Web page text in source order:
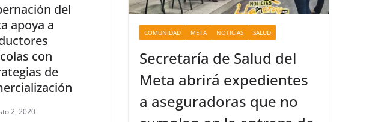
del
apoya a
con
de
2, 2020
COMUNIDAD META NOTICIAS SALUD
Secretaría de Salud del
Meta abrirá expedientes
a aseguradoras que no